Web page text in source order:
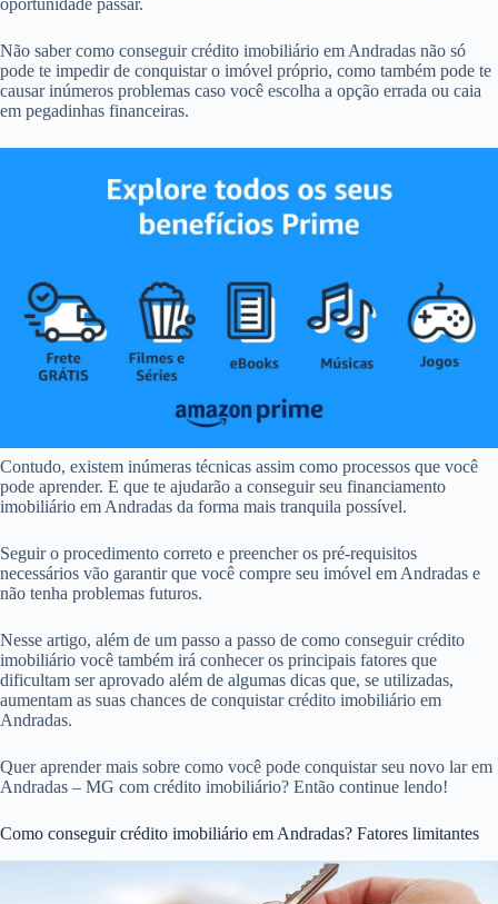
oportunidade passar.
Não saber como conseguir crédito imobiliário em Andradas não só
pode te impedir de conquistar o imóvel próprio, como também pode te
causar inúmeros problemas caso você escolha a opção errada ou caia
em pegadinhas financeiras.
Contudo, existem inúmeras técnicas assim como processos que você
pode aprender. E que te ajudarão a conseguir seu financiamento
imobiliário em Andradas da forma mais tranquila possível.
Seguir o procedimento correto e preencher os pré-requisitos
necessários vão garantir que você compre seu imóvel em Andradas e
não tenha problemas futuros.
Nesse artigo, além de um passo a passo de como conseguir crédito
imobiliário você também irá conhecer os principais fatores que
dificultam ser aprovado além de algumas dicas que, se utilizadas,
aumentam as suas chances de conquistar crédito imobiliário em
Andradas.
Quer aprender mais sobre como você pode conquistar seu novo lar em
Andradas – MG com crédito imobiliário? Então continue lendo!
Como conseguir crédito imobiliário em Andradas? Fatores limitantes